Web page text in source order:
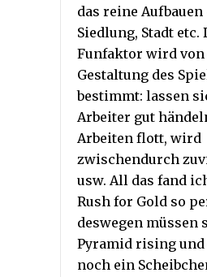
das reine
Siedlung, Stadt etc.
Funfaktor wird von
Gestaltung des
bestimmt: lassen
Arbeiter gut
Arbeiten flott, wird
zwischendurch
usw. All das fand
Rush for Gold so
deswegen müssen
Pyramid rising und
noch ein